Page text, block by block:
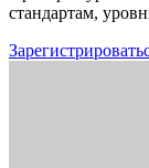
стандартам,